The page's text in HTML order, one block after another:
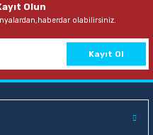
Olun
olabilirsiniz.
Kayıt Ol